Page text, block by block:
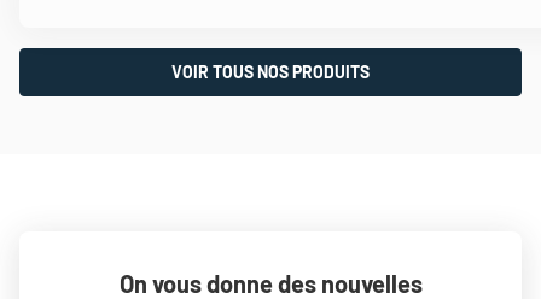
VOIR TOUS NOS PRODUITS
On vous donne des nouvelles